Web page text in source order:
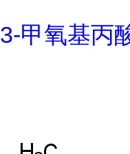
3-甲氧基丙